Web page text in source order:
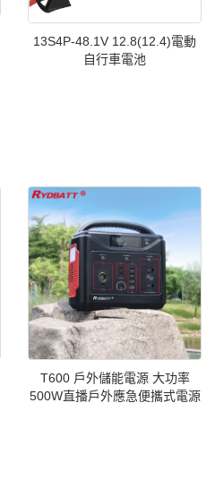
13S4P-48.1V 12.8(12.4)電動
自行車電池
T600 戶外儲能電源 大功率
500W直播戶外應急便攜式電源